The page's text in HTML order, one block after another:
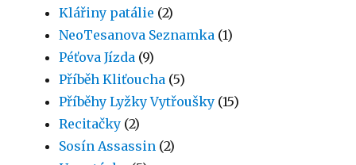
Klářiny patálie (2)
NeoTesanova Seznamka (1)
Péťova Jízda (9)
Příběh Kliťoucha (5)
Příběhy Lyžky Vytřoušky (15)
Recitačky (2)
Sosín Assassin (2)